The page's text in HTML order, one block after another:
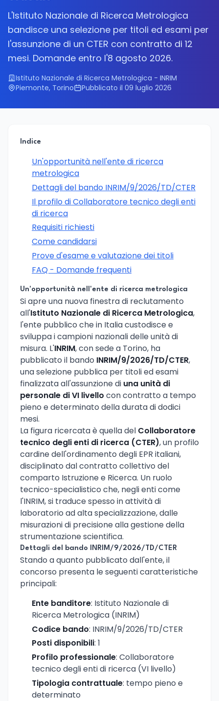
L'Istituto Nazionale di Ricerca Metrologica
bandisce una selezione per titoli ed esami per
l'assunzione di un CTER con contratto di 12
mesi. Domande entro l'8 agosto 2026.
Istituto Nazionale di Ricerca Metrologica - INRIM
Piemonte, Torino
Pubblicato il 09 luglio 2026
Indice
Un'opportunità nell'ente di ricerca
metrologica
Dettagli del bando INRIM/9/2026/TD/CTER
Il profilo di Collaboratore tecnico degli enti
di ricerca
Requisiti richiesti
Come candidarsi
Prove d'esame e valutazione dei titoli
FAQ - Domande frequenti
Un'opportunità nell'ente di ricerca metrologica
Si apre una nuova finestra di reclutamento
all'Istituto Nazionale di Ricerca Metrologica,
l'ente pubblico che in Italia custodisce e
sviluppa i campioni nazionali delle unità di
misura. L'INRIM, con sede a Torino, ha
pubblicato il bando INRIM/9/2026/TD/CTER,
una selezione pubblica per titoli ed esami
finalizzata all'assunzione di una unità di
personale di VI livello con contratto a tempo
pieno e determinato della durata di dodici
mesi.
La figura ricercata è quella del Collaboratore
tecnico degli enti di ricerca (CTER), un profilo
cardine dell'ordinamento degli EPR italiani,
disciplinato dal contratto collettivo del
comparto Istruzione e Ricerca. Un ruolo
tecnico-specialistico che, negli enti come
l'INRIM, si traduce spesso in attività di
laboratorio ad alta specializzazione, dalle
misurazioni di precisione alla gestione della
strumentazione scientifica.
Dettagli del bando INRIM/9/2026/TD/CTER
Stando a quanto pubblicato dall'ente, il
concorso presenta le seguenti caratteristiche
principali:
Ente banditore: Istituto Nazionale di
Ricerca Metrologica (INRIM)
Codice bando: INRIM/9/2026/TD/CTER
Posti disponibili: 1
Profilo professionale: Collaboratore
tecnico degli enti di ricerca (VI livello)
Tipologia contrattuale: tempo pieno e
determinato